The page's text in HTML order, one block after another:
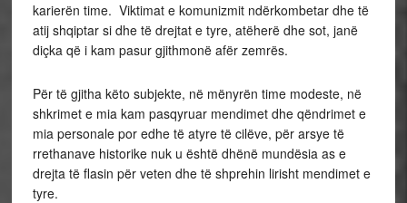
karierën time. Viktimat e komunizmit ndërkombetar dhe të
atij shqiptar si dhe të drejtat e tyre, atëherë dhe sot, janë
diçka që i kam pasur gjithmonë afër zemrës.
Për të gjitha këto subjekte, në mënyrën time modeste, në
shkrimet e mia kam pasqyruar mendimet dhe qëndrimet e
mia personale por edhe të atyre të cilëve, për arsye të
rrethanave historike nuk u është dhënë mundësia as e
drejta të flasin për veten dhe të shprehin lirisht mendimet e
tyre.